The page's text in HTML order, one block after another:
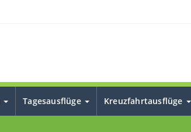
Tagesausflüge Kreuzfahrtausflüge